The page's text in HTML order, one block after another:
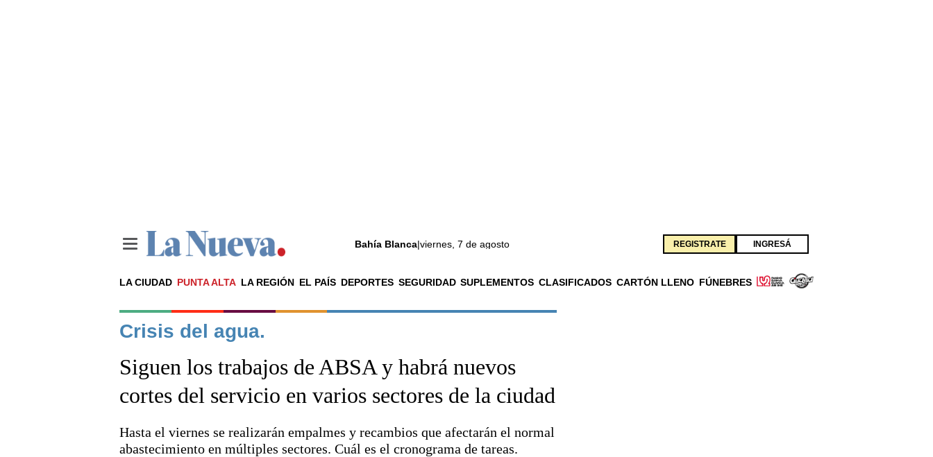
Bahía Blanca|viernes, 7 de agosto REGISTRATE INGRESÁ
LA CIUDAD PUNTA ALTA LA REGIÓN EL PAÍS DEPORTES SEGURIDAD SUPLEMENTOS CLASIFICADOS CARTÓN LLENO FÚNEBRES
Noticias
La ciudad
El país
Seguridad
Deportes
Escenario Olímpico
Crisis del agua.
Siguen los trabajos de ABSA y habrá nuevos
cortes del servicio en varios sectores de la ciudad
Hasta el viernes se realizarán empalmes y recambios que afectarán el normal
abastecimiento en múltiples sectores. Cuál es el cronograma de tareas.